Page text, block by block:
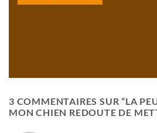
3 COMMENTAIRES SUR “LA
MON CHIEN REDOUTE DE